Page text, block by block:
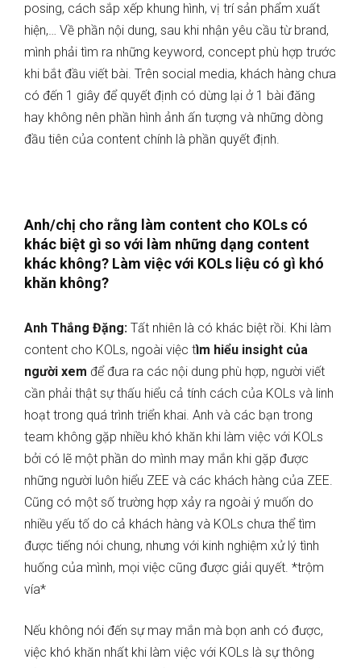
posing, cách sắp xếp khung hình, vị trí sản phẩm xuất
hiện,… Về phần nội dung, sau khi nhận yêu cầu từ brand,
mình phải tìm ra những keyword, concept phù hợp trước
khi bắt đầu viết bài. Trên social media, khách hàng chưa
có đến 1 giây để quyết định có dừng lại ở 1 bài đăng
hay không nên phần hình ảnh ấn tượng và những dòng
đầu tiên của content chính là phần quyết định.
Anh/chị cho rằng làm content cho KOLs có
khác biệt gì so với làm những dạng content
khác không? Làm việc với KOLs liệu có gì khó
khăn không?
Anh Thắng Đặng: Tất nhiên là có khác biệt rồi. Khi làm
content cho KOLs, ngoài việc tìm hiểu insight của
người xem để đưa ra các nội dung phù hợp, người viết
cần phải thật sự thấu hiểu cả tính cách của KOLs và linh
hoạt trong quá trình triển khai. Anh và các bạn trong
team không gặp nhiều khó khăn khi làm việc với KOLs
bởi có lẽ một phần do mình may mắn khi gặp được
những người luôn hiểu ZEE và các khách hàng của ZEE.
Cũng có một số trường hợp xảy ra ngoài ý muốn do
nhiều yếu tố do cả khách hàng và KOLs chưa thể tìm
được tiếng nói chung, nhưng với kinh nghiệm xử lý tình
huống của mình, mọi việc cũng được giải quyết. *trộm
vía*
Nếu không nói đến sự may mắn mà bọn anh có được,
việc khó khăn nhất khi làm việc với KOLs là sự thông